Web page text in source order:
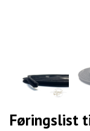
Føringslist